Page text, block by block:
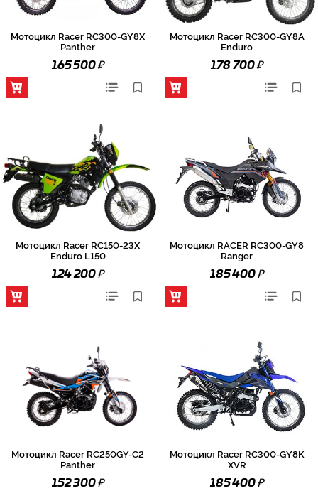
Мотоцикл Racer RC300-GY8X
Panther
165 500₽
Мотоцикл Racer RC300-GY8A
Enduro
178 700₽
Мотоцикл Racer RC150-23X
Enduro L150
124 200₽
Мотоцикл RACER RC300-GY8
Ranger
185 400₽
Мотоцикл Racer RC250GY-C2
Panther
152 300₽
Мотоцикл Racer RC300-GY8K
XVR
185 400₽